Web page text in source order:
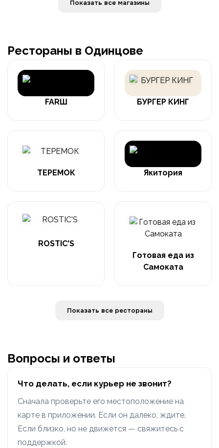
Показать все магазины
Рестораны в Одинцове
FARШ БУРГЕР КИНГ
ТЕРЕМОК Якитория
ROSTIC'S
Готовая еда из
Самоката
Показать все рестораны
Вопросы и ответы
Что делать, если курьер не звонит?
Сначала проверьте его местоположение на
карте в приложении. Если он далеко, ждите.
Если близко, но не движется — свяжитесь с
поддержкой.